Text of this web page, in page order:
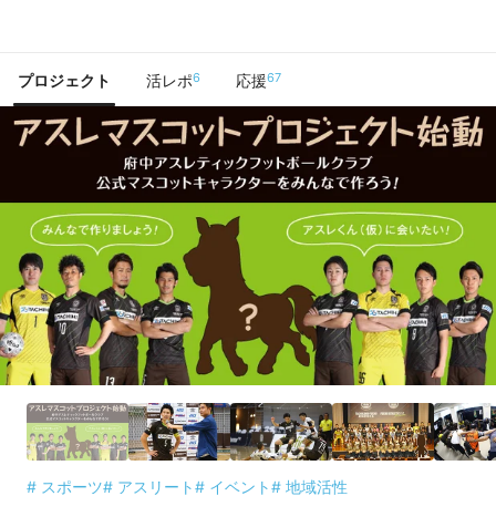
プロジェクト 活レポ6 応援67
# スポーツ# アスリート# イベント# 地域活性